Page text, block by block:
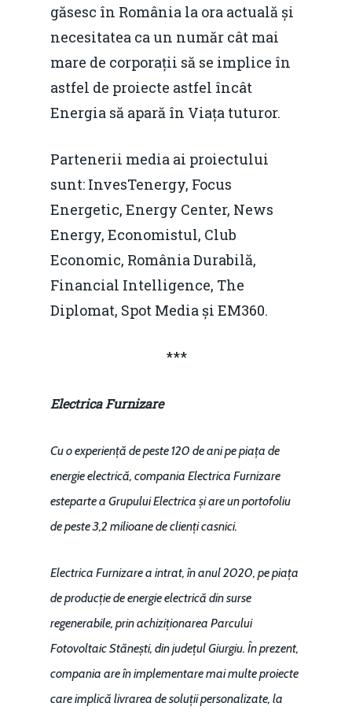
găsesc în România la ora actuală și
necesitatea ca un număr cât mai
mare de corporații să se implice în
astfel de proiecte astfel încât
Energia să apară în Viața tuturor.
Partenerii media ai proiectului
sunt: InvesTenergy, Focus
Energetic, Energy Center, News
Energy, Economistul, Club
Economic, România Durabilă,
Financial Intelligence, The
Diplomat, Spot Media și EM360.
***
Electrica Furnizare
Cu o experiență de peste 120 de ani pe piața de
energie electrică, compania Electrica Furnizare
esteparte a Grupului Electrica și are un portofoliu
de peste 3,2 milioane de clienți casnici.
Electrica Furnizare a intrat, în anul 2020, pepiața
de producție de energie electrică din surse
regenerabile, prin achiziționarea Parcului
Fotovoltaic Stănești, din județul Giurgiu. În prezent,
compania are în implementare mai multe proiecte
care implică livrarea de soluții personalizate, la
Martie 2016
Mai 2015
Martie 2015
Agribusiness
Energia
Construcții și
pentru o Românie